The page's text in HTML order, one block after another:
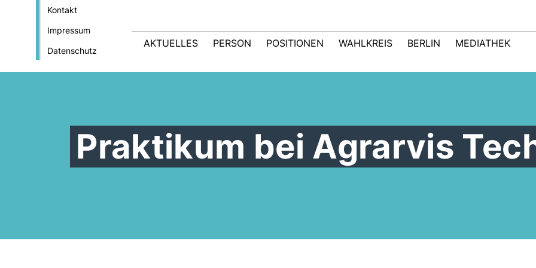
Kontakt
Impressum
Datenschutz
AKTUELLES PERSON POSITIONEN WAHLKREIS BERLIN MEDIATHEK
Praktikum bei Agrarvis